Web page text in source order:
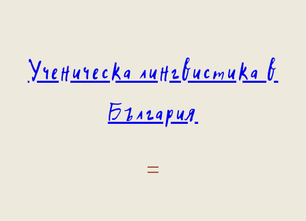
Ученическа лингвистика в
България